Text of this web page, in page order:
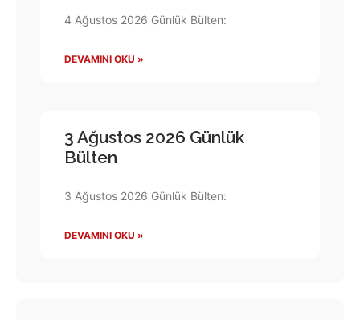
4 Ağustos 2026 Günlük Bülten:
DEVAMINI OKU »
3 Ağustos 2026 Günlük
Bülten
3 Ağustos 2026 Günlük Bülten:
DEVAMINI OKU »